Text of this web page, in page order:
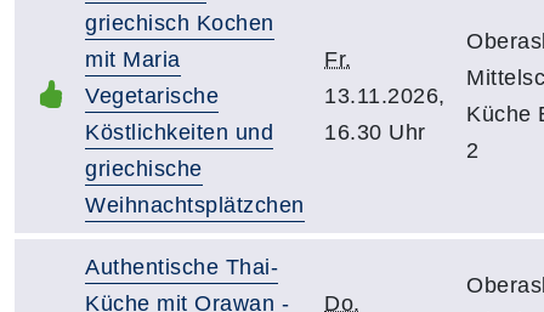
griechisch Kochen
mit Maria
Vegetarische
Köstlichkeiten und
griechische
Weihnachtsplätzchen
Fr.
13.11.2026,
16.30 Uhr
Küche
2
Authentische Thai-
Küche mit Orawan -
Do.